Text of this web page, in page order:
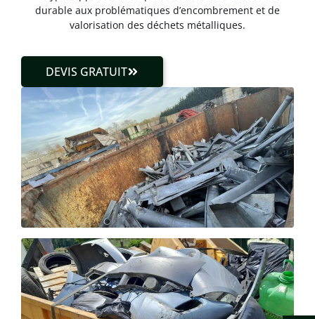
durable aux problématiques d’encombrement et de
valorisation des déchets métalliques.
DEVIS GRATUIT